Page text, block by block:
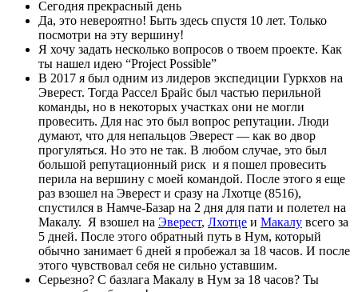
Сегодня прекрасный день
Да, это невероятно! Быть здесь спустя 10 лет. Только
посмотри на эту вершину!
Я хочу задать несколько вопросов о твоем проекте. Как
ты нашел идею “Project Possible”
В 2017 я был одним из лидеров экспедиции Гуркхов на
Эверест. Тогда Рассел Брайс был частью перильной
команды, но в некоторых участках они не могли
провесить. Для нас это был вопрос репутации. Люди
думают, что для непальцов Эверест — как во двор
прогуляться. Но это не так. В любом случае, это был
большой репутационный риск и я пошел провесить
перила на вершину с моей командой. После этого я еще
раз взошел на Эверест и сразу на Лхотце (8516),
спустился в Намче-Базар на 2 дня для пати и полетел на
Макалу. Я взошел на Эверест, Лхотце и Макалу всего за
5 дней. После этого обратный путь в Нум, который
обычно занимает 6 дней я пробежал за 18 часов. И после
этого чувствовал себя не сильно уставшим.
Серьезно? С базлага Макалу в Нум за 18 часов? Ты